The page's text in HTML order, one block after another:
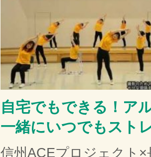
自宅でもできる！ア
一緒にいつでもスト
信州ACEプロジェクト×